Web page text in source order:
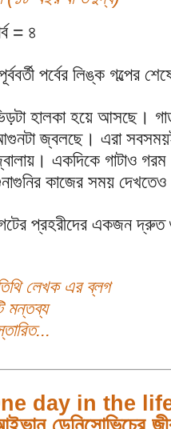
= ৪
পর্বের লিঙ্ক গল্পের
হালকা হয়ে আসছে।
জ্বলছে। এরা সবসময়ই
একদিকে গাটাও
কাজের সময়
প্রহরীদের একজন দ্রুত
লেখক এর ব্লগ
মন্তব্য
day in the